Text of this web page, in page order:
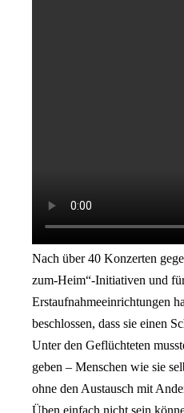
Nach über 40 Konzerten
zum-Heim“-Initiativen und
Erstaufnahmeeinrichtungen
beschlossen, dass sie einen
Unter den Geflüchteten
geben – Menschen wie sie
ohne den Austausch mit
Üben einfach nicht sein